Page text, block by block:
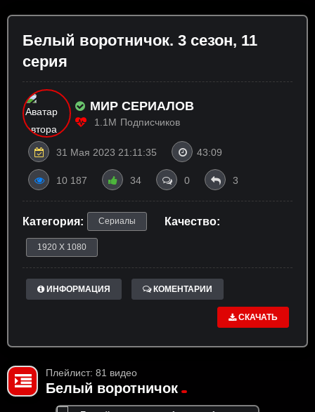
Бeлый вopoтничoк. 3 сезон, 11
серия
МИР СЕРИАЛОВ
1.1M Подписчиков
31 Мая 2023 21:11:35 43:09
10 187 34 0 3
Категория: Сериалы Качество:
1920 X 1080
ИНФОРМАЦИЯ КОМЕНТАРИИ
СКАЧАТЬ
Плейлист: 81 видео
Белый воротничок